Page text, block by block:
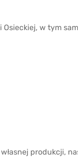
Osieckiej, w tym
produkcji,